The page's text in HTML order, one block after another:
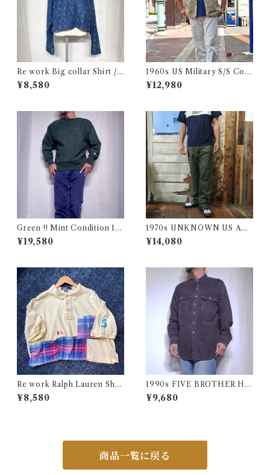
Re work Big collar Shirt /
リワーク ビックカラー シャツ
古着
¥8,580
1960s US Military S/S Cott
on Poplin Shirt / 60年代 US
AF USN ARMY コットン ポ
¥12,980
Green !! Mint Condition 19
90s Champion Reverse We
ave Size L / チャンピオン リ
ーン USA 古着
¥19,580
1970s UNKNOWN US AR
MY Style Utility Pants / Ba
ker 70年代 米軍 ベイカー パ
¥14,080
Re work Ralph Lauren Shor
t length Polo shirt / リワー
ク ラルフローレン ショート丈
¥8,580
1990s FIVE BROTHER He
avy Flannel Shirt CHAMOI
S CLOTH Black USA / ファ
¥9,680
商品一覧に戻る